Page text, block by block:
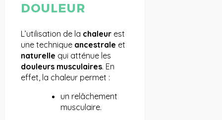
DOULEUR
L’utilisation de la chaleurest
une technique ancestrale et
naturelle qui atténue les
douleurs musculaires. En
effet, la chaleur permet :
un relâchement
musculaire.